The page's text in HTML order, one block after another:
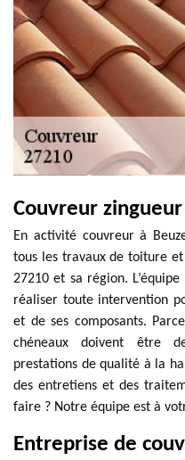
Couvreur
En activité couvreur à
tous les travaux de toiture
27210 et sa région.
réaliser toute intervention
et de ses composants.
chéneaux doivent être
prestations de qualité à la
des entretiens et des
faire ? Notre équipe est à
Entreprise de